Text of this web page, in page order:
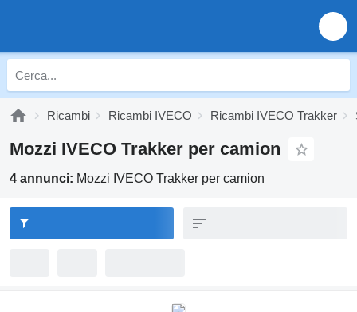
Ricambi Ricambi IVECO Ricambi IVECO Trakker
Mozzi IVECO Trakker per camion
4 annunci: Mozzi IVECO Trakker per camion